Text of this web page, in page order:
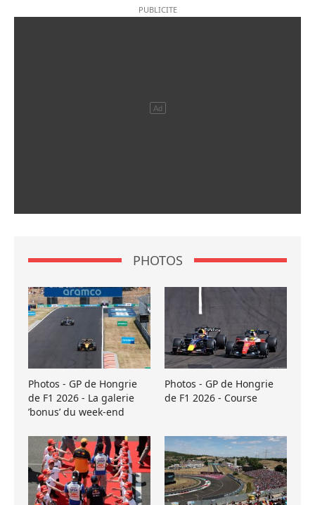
PHOTOS
Photos - GP de Hongrie
de F1 2026 - La galerie
’bonus’ du week-end
Photos - GP de Hongrie
de F1 2026 - Course